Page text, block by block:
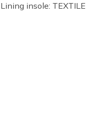
Lining insole: TEXTILE